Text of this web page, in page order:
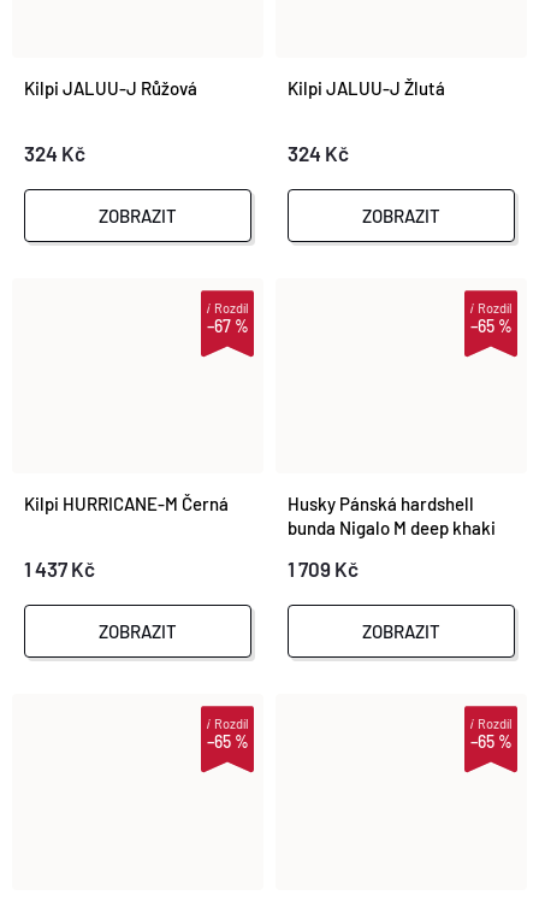
Kilpi JALUU-J Růžová
324 Kč
ZOBRAZIT
Kilpi JALUU-J Žlutá
324 Kč
ZOBRAZIT
–67 %
iRozdíl
Kilpi HURRICANE-M Černá
1 437 Kč
ZOBRAZIT
–65 %
iRozdíl
Husky Pánská hardshell
bunda Nigalo M deep khaki
1 709 Kč
ZOBRAZIT
–65 %
iRozdíl
–65 %
iRozdíl